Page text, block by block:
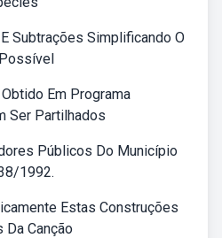
Subtrações Simplificando O
Em Programa
Ser Partilhados
Públicos Do Município
1992.
Estas Construções
Da Canção